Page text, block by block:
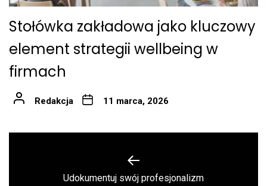
Stołówka zakładowa jako kluczowy
element strategii wellbeing w
firmach
Redakcja 11 marca, 2026
Previous
Udokumentuj swój profesjonalizm